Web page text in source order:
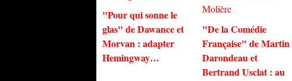
"Pour qui sonne le
glas" de Dawance et
Morvan : adapter
Hemingway…
"De la Comédie
Française" de Martin
Darondeau et
Bertrand Usclat : au